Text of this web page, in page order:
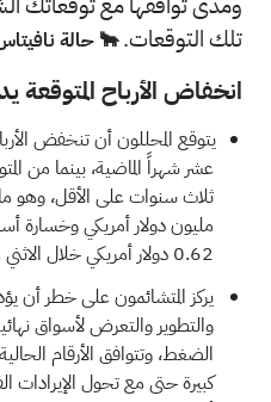
تلك التوقعات.🐂 حالة نافيتاس
انخفاض الأرباح المتوقعة
عشر شهراً الماضية، بينما من
مليون دولار أمريكي وخسارة
0.62 دولار أمريكي خلال الاثني عشر شهراً الماضية.
يركز المتشائمون على خطر أن
والتطوير والتعرض لأسواق
الضغط، وتتوافق الأرقام